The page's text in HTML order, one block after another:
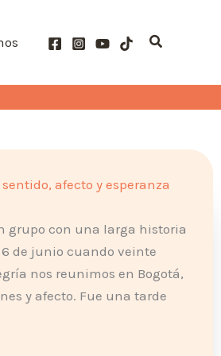
Buscar
afecto y esperanza
grupo con una larga historia
6 de junio cuando veinte
nos reunimos en Bogotá,
y afecto. Fue una tarde